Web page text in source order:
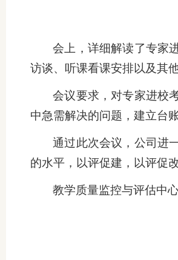
会上，详细解读了专家
访谈、听课看课安排以及其
会议要求，对专家进校
中急需解决的问题，建立台
通过此次会议，公司进
的水平，以评促建，以评促
教学质量监控与评估中